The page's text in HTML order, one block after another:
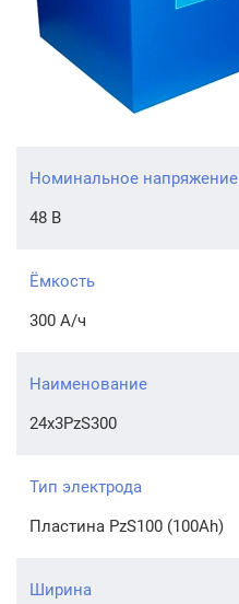
Номинальное напряжение
48 В
Ёмкость
300 А/ч
Наименование
24x3PzS300
Тип электрода
Пластина PzS100 (100Ah)
Ширина